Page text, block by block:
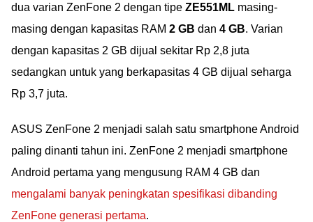
dua varian ZenFone 2 dengan tipe ZE551ML masing-
masing dengan kapasitas RAM 2 GB dan 4 GB. Varian
dengan kapasitas 2 GB dijual sekitar Rp 2,8 juta
sedangkan untuk yang berkapasitas 4 GB dijual seharga
Rp 3,7 juta.
ASUS ZenFone 2 menjadi salah satu smartphone Android
paling dinanti tahun ini. ZenFone 2 menjadi smartphone
Android pertama yang mengusung RAM 4 GB dan
mengalami banyak peningkatan spesifikasi dibanding
ZenFone generasi pertama.